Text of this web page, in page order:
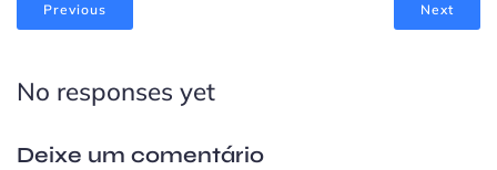
Previous Next
No responses yet
Deixe um comentário